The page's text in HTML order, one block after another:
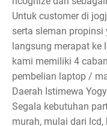
Untuk customer di
serta sleman
langsung merapat
kami memiliki 4
pembelian laptop /
Daerah Istimewa
Segala kebutuhan
murah, mulai dari lcd,